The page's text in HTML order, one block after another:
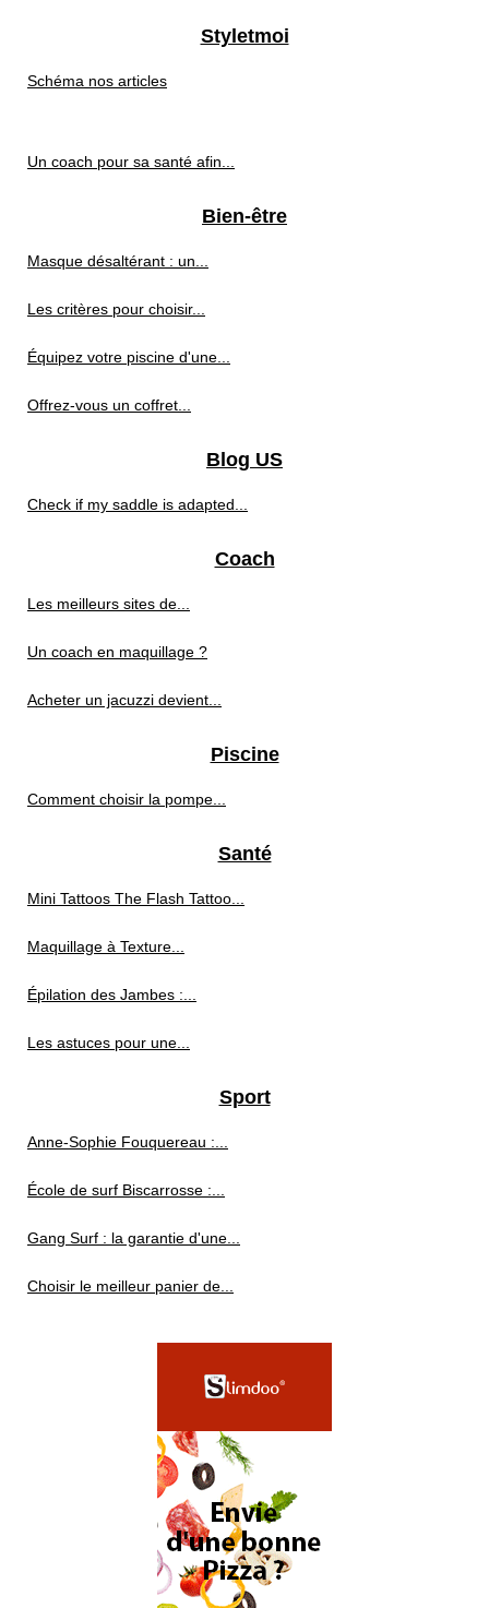
Styletmoi
Schéma nos articles
Un coach pour sa santé afin...
Bien-être
Masque désaltérant : un...
Les critères pour choisir...
Équipez votre piscine d'une...
Offrez-vous un coffret...
Blog US
Check if my saddle is adapted...
Coach
Les meilleurs sites de...
Un coach en maquillage ?
Acheter un jacuzzi devient...
Piscine
Comment choisir la pompe...
Santé
Mini Tattoos The Flash Tattoo...
Maquillage à Texture...
Épilation des Jambes :...
Les astuces pour une...
Sport
Anne-Sophie Fouquereau :...
École de surf Biscarrosse :...
Gang Surf : la garantie d'une...
Choisir le meilleur panier de...